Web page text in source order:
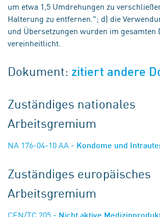
um etwa 1,5 Umdrehungen zu
Halterung zu entfernen."; d) die
und Übersetzungen wurden im gesamten
vereinheitlicht.
Dokument: zitiert andere
Zuständiges nationales
Arbeitsgremium
NA 176-04-10 AA - Kondome und
Zuständiges europäisches
Arbeitsgremium
CEN/TC 205 - Nicht aktive